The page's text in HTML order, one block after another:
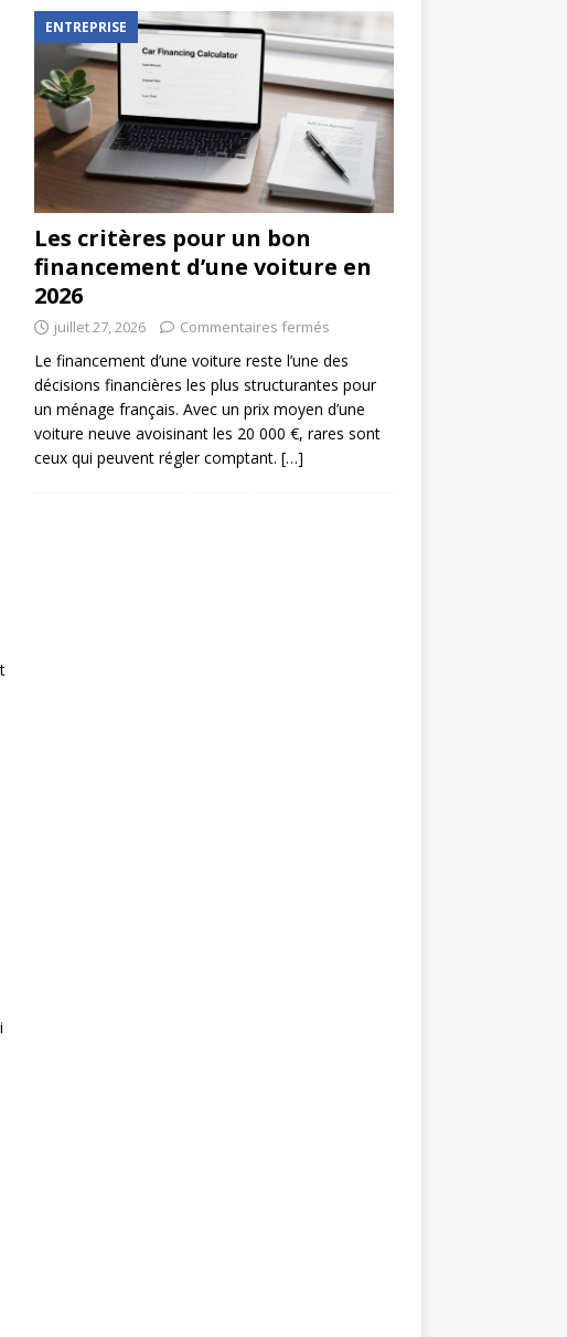
ENTREPRISE
Les critères pour un bon
financement d’une voiture en
2026
juillet 27, 2026 Commentaires fermés
Le financement d’une voiture reste l’une des
décisions financières les plus structurantes pour
un ménage français. Avec un prix moyen d’une
voiture neuve avoisinant les 20 000 €, rares sont
ceux qui peuvent régler comptant. […]